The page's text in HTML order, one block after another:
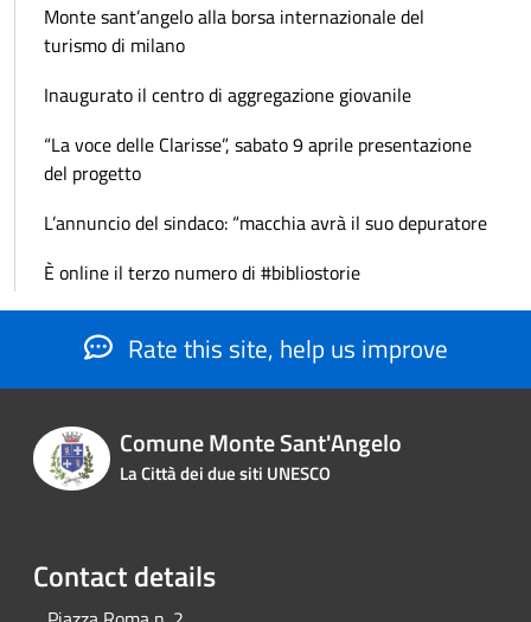
Monte sant’angelo alla borsa internazionale del
turismo di milano
Inaugurato il centro di aggregazione giovanile
“La voce delle Clarisse”, sabato 9 aprile presentazione
del progetto
L’annuncio del sindaco: “macchia avrà il suo depuratore
È online il terzo numero di #bibliostorie
Rate this site, help us improve
Comune Monte Sant'Angelo
La Città dei due siti UNESCO
Contact details